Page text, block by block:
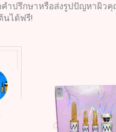
คำปรึกษาหรือส่งรูปปัญหาผิว
นได้ฟรี!